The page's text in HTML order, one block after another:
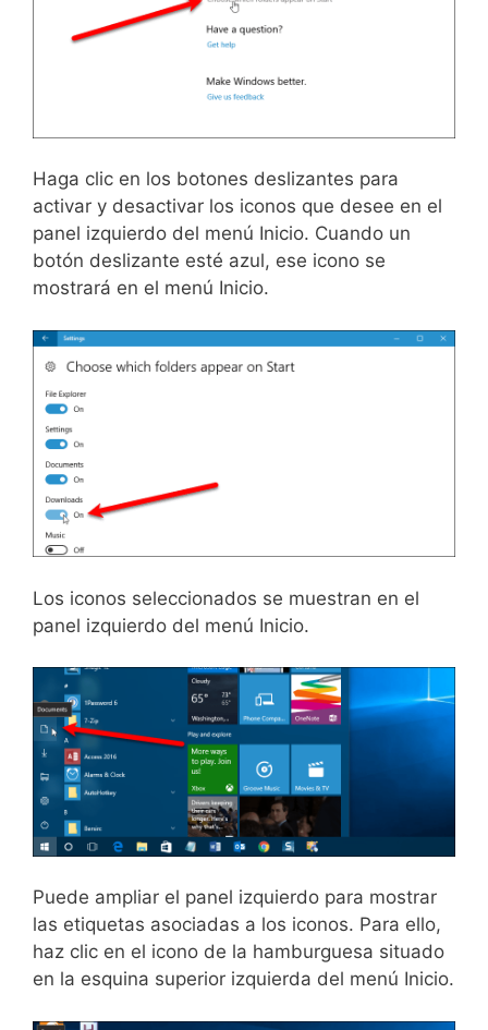
Haga clic en los botones deslizantes para
activar y desactivar los iconos que desee en el
panel izquierdo del menú Inicio. Cuando un
botón deslizante esté azul, ese icono se
mostrará en el menú Inicio.
Los iconos seleccionados se muestran en el
panel izquierdo del menú Inicio.
Puede ampliar el panel izquierdo para mostrar
las etiquetas asociadas a los iconos. Para ello,
haz clic en el icono de la hamburguesa situado
en la esquina superior izquierda del menú Inicio.